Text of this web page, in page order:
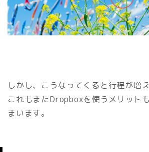
しかし、こうなってくると行程が増
これもまたDropboxを使うメリット
まいます。